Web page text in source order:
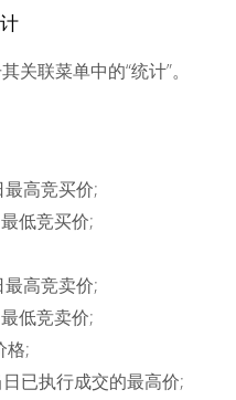
联菜单中的“统计”。
高竞买价;
低竞买价;
高竞卖价;
低竞卖价;
格;
已执行成交的最高价;